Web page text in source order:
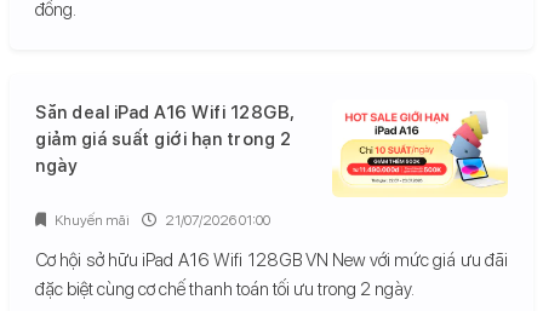
đồng.
Săn deal iPad A16 Wifi 128GB,
giảm giá suất giới hạn trong 2
ngày
Cơ hội sở hữu iPad A16 Wifi 128GB VN New với mức giá ưu đãi
đặc biệt cùng cơ chế thanh toán tối ưu trong 2 ngày.
Khuyến mãi 21/07/2026 01:00